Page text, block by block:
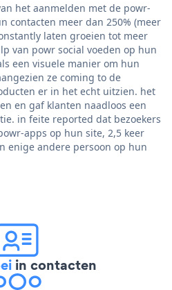
het aanmelden met de powr-
contacten meer dan 250% (meer
laten groeien tot meer
van powr social voeden op hun
een visuele manier om hun
ze coming to de
er in het echt uitzien. het
en gaf klanten naadloos een
in feite reported dat bezoekers
apps op hun site, 2,5 keer
enige andere persoon op hun
in contacten